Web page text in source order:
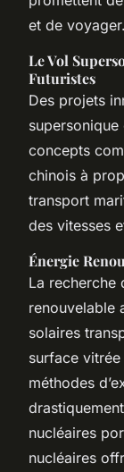
et de voyager.
Le Vol
Futuristes
Des projets
concepts
chinois à
transport
des vitesses
Énergie
La recherche
renouvelable
solaires
surface vitrée
méthodes
nucléaires
nucléaires